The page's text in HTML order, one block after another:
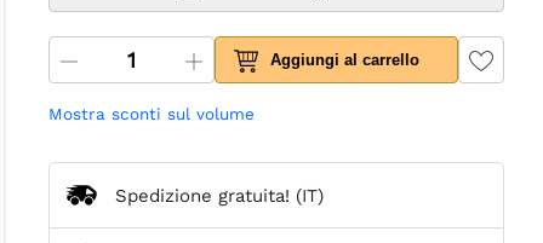
Aggiungi al carrello
Mostra sconti sul volume
Spedizione gratuita! (IT)